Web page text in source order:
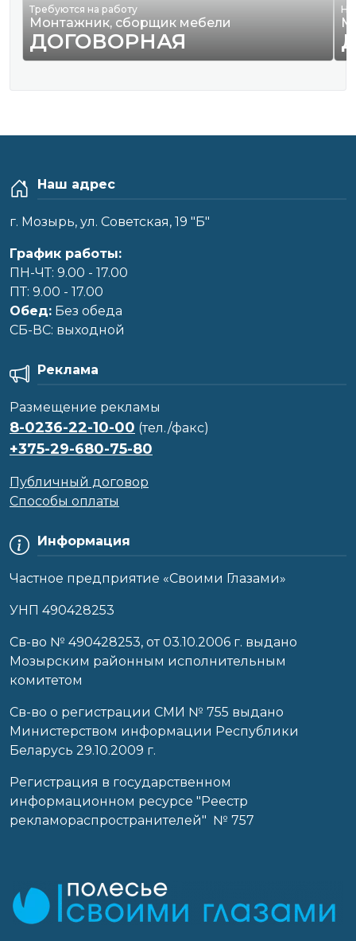
Требуются на работу
Монтажник, сборщик мебели
ДОГОВОРНАЯ
Наш адрес
г. Мозырь, ул. Советская, 19 "Б"
График работы:
ПН-ЧТ: 9.00 - 17.00
ПТ: 9.00 - 17.00
Обед: Без обеда
CБ-ВС: выходной
Информация
Частное предприятие «Своими Глазами»
УНП 490428253
Cв-во № 490428253, от 03.10.2006 г. выдано
Мозырским районным исполнительным
комитетом
Св-во о регистрации СМИ № 755 выдано
Министерством информации Республики
Беларусь 29.10.2009 г.
Регистрация в государственном
информационном ресурсе "Реестр
рекламораспространителей" № 757
Реклама
Размещение рекламы
8-0236-22-10-00 (тел./факс)
+375-29-680-75-80
Публичный договор
Способы оплаты